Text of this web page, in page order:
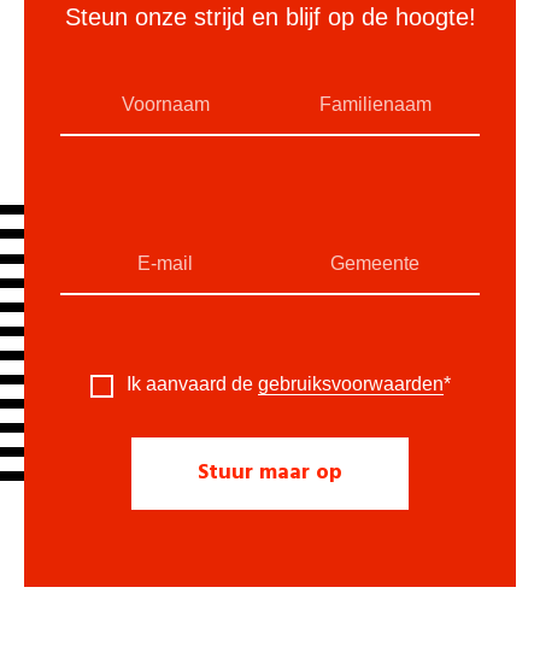
Steun onze strijd en blijf op de hoogte!
Ik aanvaard de gebruiksvoorwaarden*